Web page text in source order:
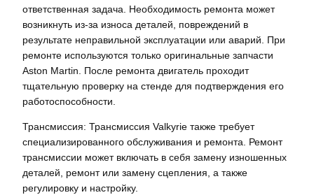
ответственная задача. Необходимость ремонта может
возникнуть из-за износа деталей, повреждений в
результате неправильной эксплуатации или аварий. При
ремонте используются только оригинальные запчасти
Aston Martin. После ремонта двигатель проходит
тщательную проверку на стенде для подтверждения его
работоспособности.
Трансмиссия: Трансмиссия Valkyrie также требует
специализированного обслуживания и ремонта. Ремонт
трансмиссии может включать в себя замену изношенных
деталей, ремонт или замену сцепления, а также
регулировку и настройку.